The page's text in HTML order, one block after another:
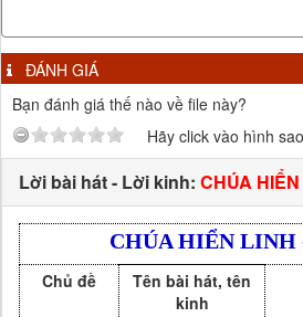
ĐÁNH GIÁ
Bạn đánh giá thế nào về file này?
Hãy click vào hình
Lời bài hát - Lời kinh: CHÚA
CHÚA HIỂN LINH
Chủ đề
Tên bài hát, tên
kinh